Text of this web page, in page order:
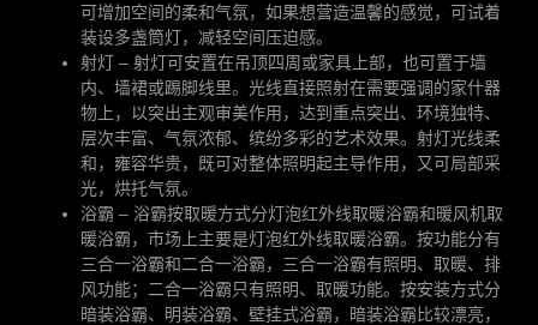
可增加空间的柔和气氛，如果想营造温馨的感觉，可试着
装设多盏筒灯，减轻空间压迫感。
射灯 – 射灯可安置在吊顶四周或家具上部，也可置于墙
内、墙裙或踢脚线里。光线直接照射在需要强调的家什器
物上，以突出主观审美作用，达到重点突出、环境独特、
层次丰富、气氛浓郁、缤纷多彩的艺术效果。射灯光线柔
和，雍容华贵，既可对整体照明起主导作用，又可局部采
光，烘托气氛。
浴霸 – 浴霸按取暖方式分灯泡红外线取暖浴霸和暖风机取
暖浴霸，市场上主要是灯泡红外线取暖浴霸。按功能分有
三合一浴霸和二合一浴霸，三合一浴霸有照明、取暖、排
风功能；二合一浴霸只有照明、取暖功能。按安装方式分
暗装浴霸、明装浴霸、壁挂式浴霸，暗装浴霸比较漂亮，